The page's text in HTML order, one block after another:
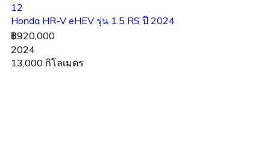
12
Honda HR-V eHEV รุ่น 1.5 RS ปี 2024
฿920,000
2024
13,000 กิโลเมตร